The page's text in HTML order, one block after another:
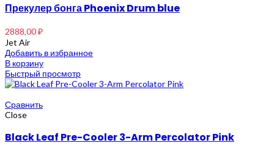
Прекулер бонга Phoenix Drum blue
2888,00₽
Jet Air
Добавить в избранное
В корзину
Быстрый просмотр
Сравнить
Close
Black Leaf Pre-Cooler 3-Arm Percolator Pink